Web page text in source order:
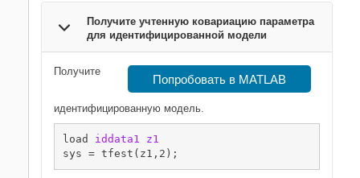
Получите учтенную ковариацию параметра
для идентифицированной модели
Попробовать в MATLAB
Получите
идентифицированную модель.
load iddata1
z1
sys = tfest(z1,2);